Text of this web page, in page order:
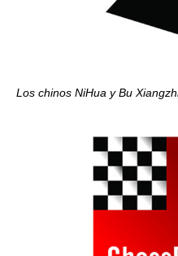
Los chinos NiHua y Bu